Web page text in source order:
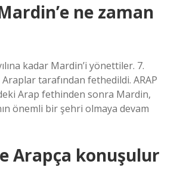
ne zaman
kadar Mardin’i yönettiler. 7.
tarafından fethedildi. ARAP
Arap fethinden sonra Mardin,
önemli bir şehri olmaya devam
Arapça konuşulur